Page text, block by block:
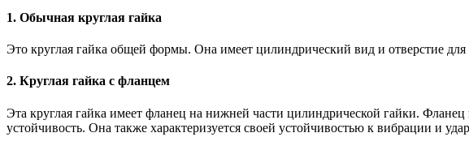
1. Обычная круглая гайка
Это круглая гайка общей формы. Она имеет цилиндрический вид и отверстие
2. Круглая гайка с фланцем
Эта круглая гайка имеет фланец на нижней части цилиндрической гайки.
устойчивость. Она также характеризуется своей устойчивостью к вибрации и